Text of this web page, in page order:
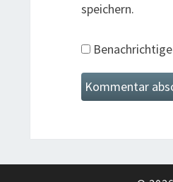
speichern.